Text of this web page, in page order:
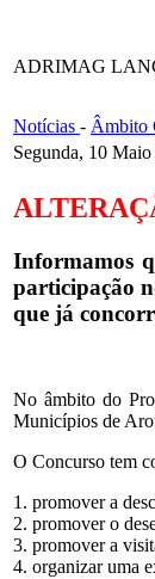
ADRIMAG
Notícias - Âmbito
Segunda, 10
Informamos
participação
que já
No âmbito do
Municípios de
O Concurso tem
1. promover a
2. promover o
3. promover a
4. organizar uma